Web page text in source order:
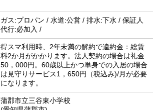
ガス:プロパン / 水道:公営 / 排水:下水 / 保証人
代行:必加入 /
得スマ利用時、2年未満の解約で違約金：総賃
料2か月がかかります。法人契約の場合は礼金
50，000円。60歳以上かつ単身での入居の場合
は見守りサービス1，650円（税込み)/月が必要
になります。
蒲郡市立三谷東小学校